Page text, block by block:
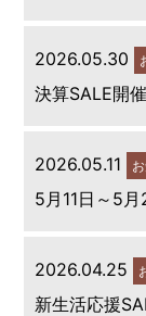
2026.05.30
決算SALE開催
2026.05.11
5月11日～5
2026.04.25
新生活応援